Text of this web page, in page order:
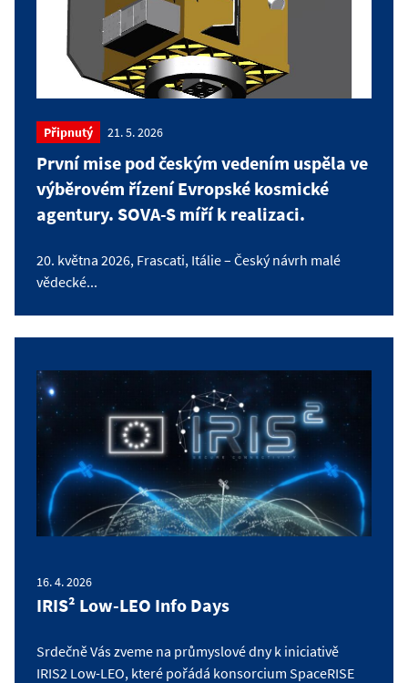
Připnutý 21. 5. 2026
První mise pod českým vedením uspěla ve
výběrovém řízení Evropské kosmické
agentury. SOVA-S míří k realizaci.
20. května 2026, Frascati, Itálie – Český návrh malé
vědecké...
16. 4. 2026
IRIS² Low-LEO Info Days
Srdečně Vás zveme na průmyslové dny k iniciativě
IRIS2 Low-LEO, které pořádá konsorcium SpaceRISE